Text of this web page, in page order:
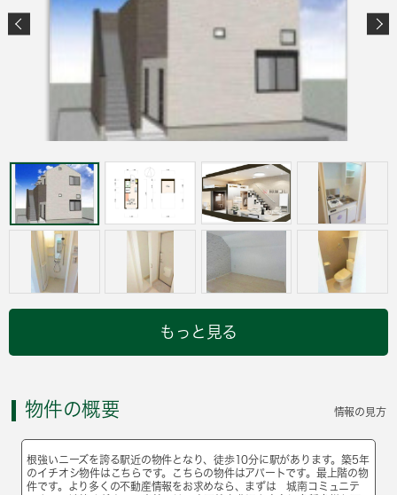
もっと見る
物件の概要 情報の見方
根強いニーズを誇る駅近の物件となり、徒歩10分に駅があります。築5年
のイチオシ物件はこちらです。こちらの物件はアパートです。最上階の物
件です。より多くの不動産情報をお求めなら、まずは 城南コミュニテ